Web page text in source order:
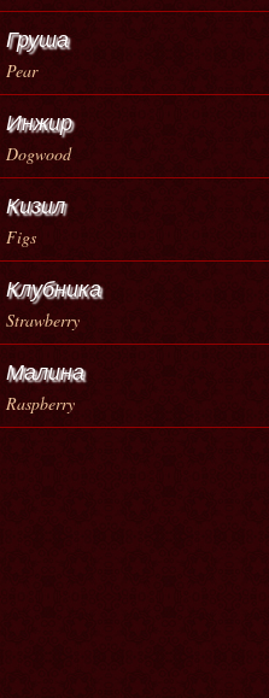
Груша
Pear
Инжир
Dogwood
Кизил
Figs
Клубника
Strawberry
Малина
Raspberry